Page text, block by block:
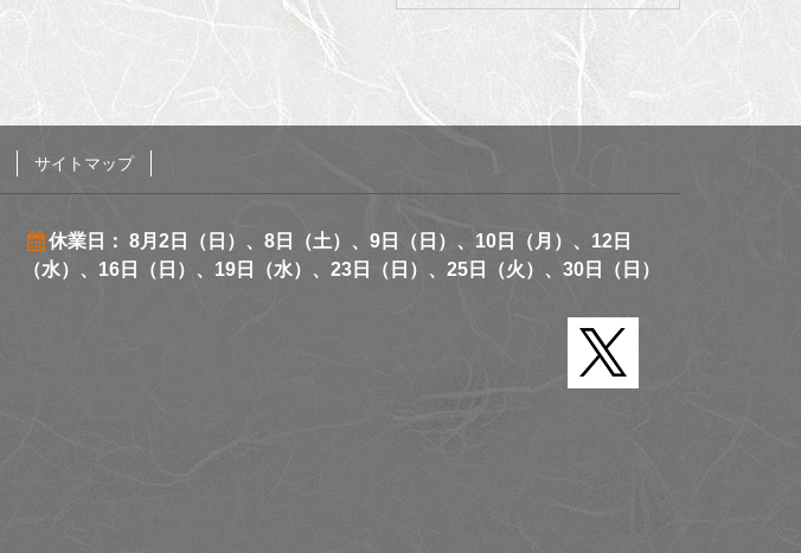
サイトマップ
休業日： 8月2日（日）、8日（土）、9日（日）、10日（月）、12日
（水）、16日（日）、19日（水）、23日（日）、25日（火）、30日（日）